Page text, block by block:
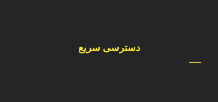
دسترسی سریع